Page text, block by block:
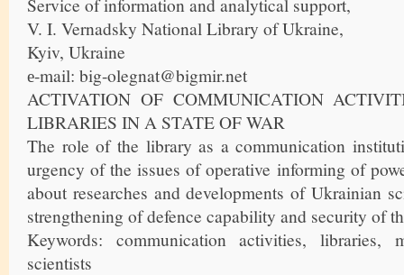
V. I. Vernadsky National Library of Ukraine,
Kyiv, Ukraine
е-mail: big-olegnat@bigmir.net
ACTIVATION OF COMMUNICATION
LIBRARIES IN A STATE OF WAR
The role of the library as a communication
urgency of the issues of operative informing of
about researches and developments of Ukrainian
strengthening of defence capability and security of
Keywords: communication activities, libraries,
scientists